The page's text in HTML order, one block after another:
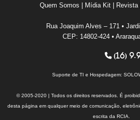
Quem Somos Mídia Kit| Revista|
Rua Joaquim Alves – 171 •
CEP: 14802-424 •
(16)
Suporte de TI e Hospedagem:
© 2005-2020 | Todos os direitos reservados. É
desta página em qualquer meio de comunicação,
escrita da RCIA.